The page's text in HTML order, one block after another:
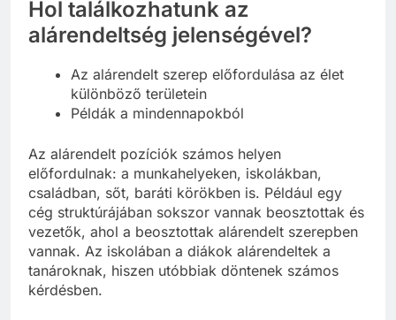
Hol találkozhatunk az
alárendeltség jelenségével?
Az alárendelt szerep előfordulása az élet
különböző területein
Az alárendelt pozíciók számos helyen
előfordulnak: a munkahelyeken, iskolákban,
családban, sőt, baráti körökben is. Például egy
cég struktúrájában sokszor vannak beosztottak és
vezetők, ahol a beosztottak alárendelt szerepben
vannak. Az iskolában a diákok alárendeltek a
tanároknak, hiszen utóbbiak döntenek számos